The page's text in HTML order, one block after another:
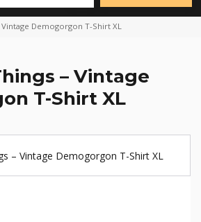
Vintage Demogorgon T-Shirt XL
– Vintage
T-Shirt XL